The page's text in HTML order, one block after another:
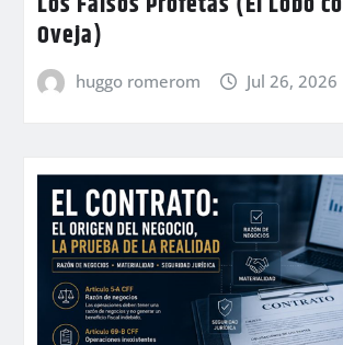
Oveja)
huggo romerom Jul 26, 2026